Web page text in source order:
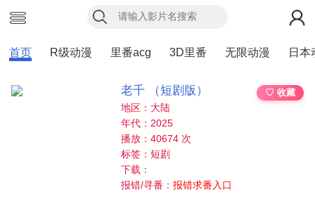
首页 R级动漫 里番acg 3D里番 无限动漫 日本
老千 （短剧版）
♡ 收藏
地区：大陆
年代：2025
播放：40674 次
标签：短剧
下载：
报错/寻番：报错求番入口